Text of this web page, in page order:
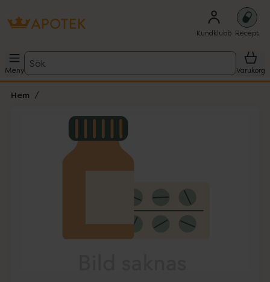
Kundklubb Recept
Meny
Sök
Varukorg
Hem
Lista: . Innehåller 1 objekt.